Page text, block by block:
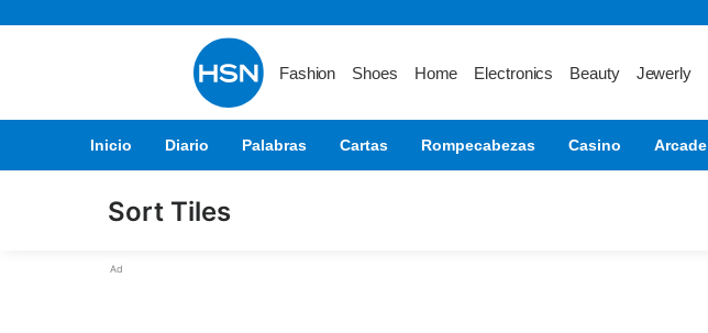
Fashion Shoes Home Electronics Beauty Jewerly
Inicio Diario Palabras Cartas Rompecabezas Casino Arcade
Sort Tiles
Ad